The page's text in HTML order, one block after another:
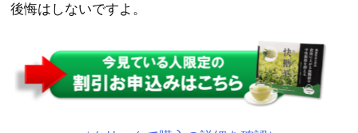
後悔はしないですよ。